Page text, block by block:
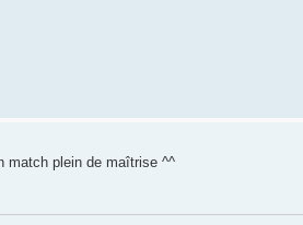
match plein de maîtrise ^^